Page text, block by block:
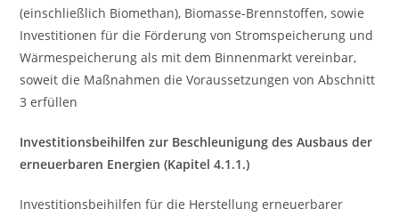
(einschließlich Biomethan), Biomasse-Brennstoffen, sowie
Investitionen für die Förderung von Stromspeicherung und
Wärmespeicherung als mit dem Binnenmarkt vereinbar,
soweit die Maßnahmen die Voraussetzungen von Abschnitt
3 erfüllen
Investitionsbeihilfen zur Beschleunigung des Ausbaus der
erneuerbaren Energien (Kapitel 4.1.1.)
Investitionsbeihilfen für die Herstellung erneuerbarer